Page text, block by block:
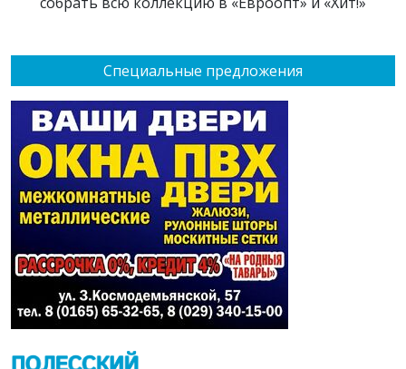
Специальные предложения